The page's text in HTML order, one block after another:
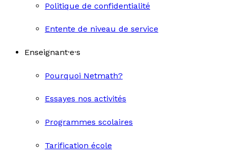
Politique de confidentialité
Entente de niveau de service
Enseignant·e·s
Pourquoi Netmath?
Essayes nos activités
Programmes scolaires
Tarification école